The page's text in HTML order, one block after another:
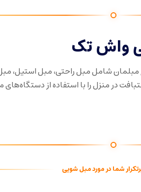
واش تک
شامل مبل راحتی، مبل استیل،
در منزل را با استفاده از
شما در مورد مبل شویی